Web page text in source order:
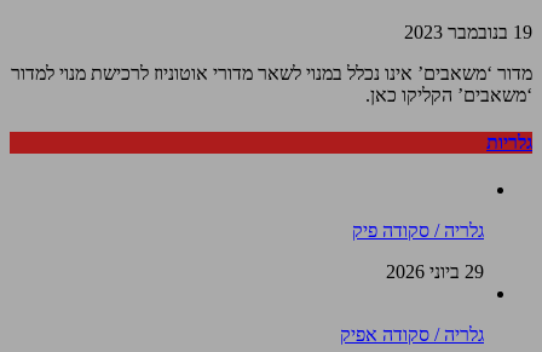
19 בנובמבר 2023
מדור ‘משאבים’ אינו נכלל במנוי לשאר מדורי אוטוניוז לרכישת מנוי למדור
‘משאבים’ הקליקו כאן.
גלריות
גלריה / סקודה פיק
29 ביוני 2026
גלריה / סקודה אפיק